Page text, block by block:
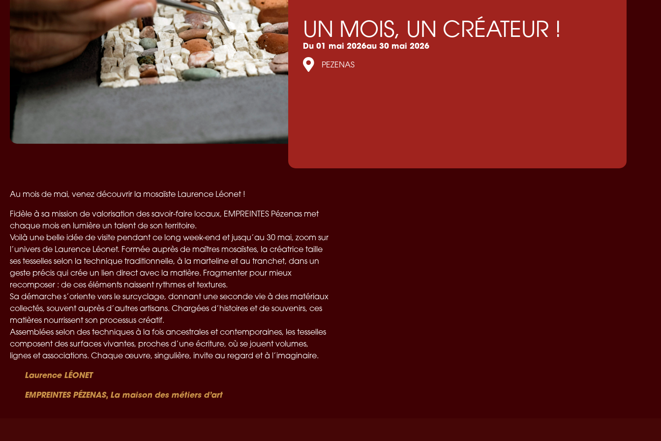
UN MOIS, UN CRÉATEUR !
Du 01 mai 2026au 30 mai 2026
PEZENAS
Au mois de mai, venez découvrir la mosaïste Laurence Léonet !
Fidèle à sa mission de valorisation des savoir-faire locaux, EMPREINTES Pézenas met
chaque mois en lumière un talent de son territoire.
Voilà une belle idée de visite pendant ce long week-end et jusqu’au 30 mai, zoom sur
l’univers de Laurence Léonet. Formée auprès de maîtres mosaïstes, la créatrice taille
ses tesselles selon la technique traditionnelle, à la marteline et au tranchet, dans un
geste précis qui crée un lien direct avec la matière. Fragmenter pour mieux
recomposer : de ces éléments naissent rythmes et textures.
Sa démarche s’oriente vers le surcyclage, donnant une seconde vie à des matériaux
collectés, souvent auprès d’autres artisans. Chargées d’histoires et de souvenirs, ces
matières nourrissent son processus créatif.
Assemblées selon des techniques à la fois ancestrales et contemporaines, les tesselles
composent des surfaces vivantes, proches d’une écriture, où se jouent volumes,
lignes et associations. Chaque œuvre, singulière, invite au regard et à l’imaginaire.
Laurence LÉONET
EMPREINTES PÉZENAS, La maison des métiers d’art